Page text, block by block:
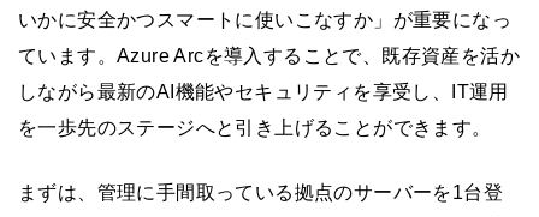
いかに安全かつスマートに使いこなすか」が重要になっ
ています。Azure Arcを導入することで、既存資産を活か
しながら最新のAI機能やセキュリティを享受し、IT運用
を一歩先のステージへと引き上げることができます。
まずは、管理に手間取っている拠点のサーバーを1台登